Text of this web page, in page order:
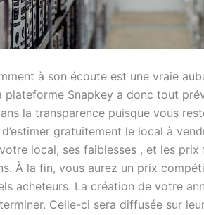
à son écoute est une vraie
plateforme Snapkey a donc tout
la transparence puisque vous
gratuitement le local à
local, ses faiblesses , et les
À la fin, vous aurez un prix
acheteurs. La création de votre
Celle-ci sera diffusée sur